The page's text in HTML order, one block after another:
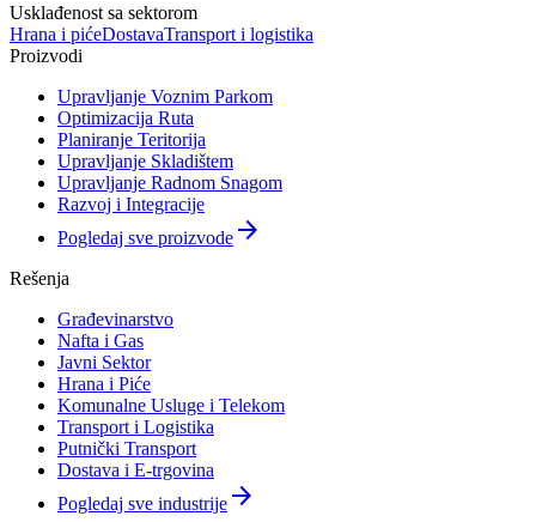
Usklađenost sa sektorom
Hrana i pićeDostavaTransport i logistika
Proizvodi
Upravljanje Voznim Parkom
Optimizacija Ruta
Planiranje Teritorija
Upravljanje Skladištem
Upravljanje Radnom Snagom
Razvoj i Integracije
Pogledaj sve proizvode arrow_forward
Rešenja
Građevinarstvo
Nafta i Gas
Javni Sektor
Hrana i Piće
Komunalne Usluge i Telekom
Transport i Logistika
Putnički Transport
Dostava i E-trgovina
Pogledaj sve industrije arrow_forward